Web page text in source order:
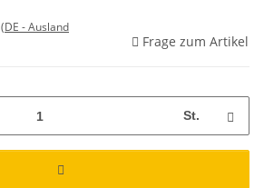
(DE - Ausland
Frage zum Artikel
St.